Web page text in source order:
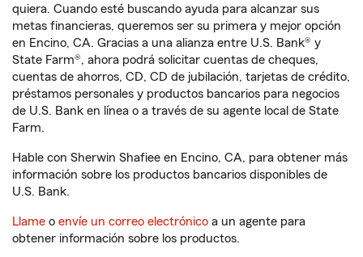
quiera. Cuando esté buscando ayuda para alcanzar sus
metas financieras, queremos ser su primera y mejor opción
en Encino, CA. Gracias a una alianza entre U.S. Bank® y
State Farm®, ahora podrá solicitar cuentas de cheques,
cuentas de ahorros, CD, CD de jubilación, tarjetas de crédito,
préstamos personales y productos bancarios para negocios
de U.S. Bank en línea o a través de su agente local de State
Farm.
Hable con Sherwin Shafiee en Encino, CA, para obtener más
información sobre los productos bancarios disponibles de
U.S. Bank.
Llame o envíe un correo electrónico a un agente para
obtener información sobre los productos.